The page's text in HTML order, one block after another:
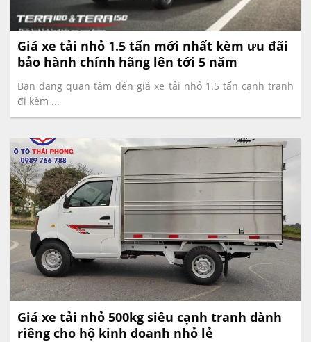
Giá xe tải nhỏ 1.5 tấn mới nhất kèm ưu đãi
bảo hành chính hãng lên tới 5 năm
Bạn đang quan tâm đến giá xe tải nhỏ 1.5 tấn cạnh tranh
đi kèm ...
Giá xe tải nhỏ 500kg siêu cạnh tranh dành
riêng cho hộ kinh doanh nhỏ lẻ